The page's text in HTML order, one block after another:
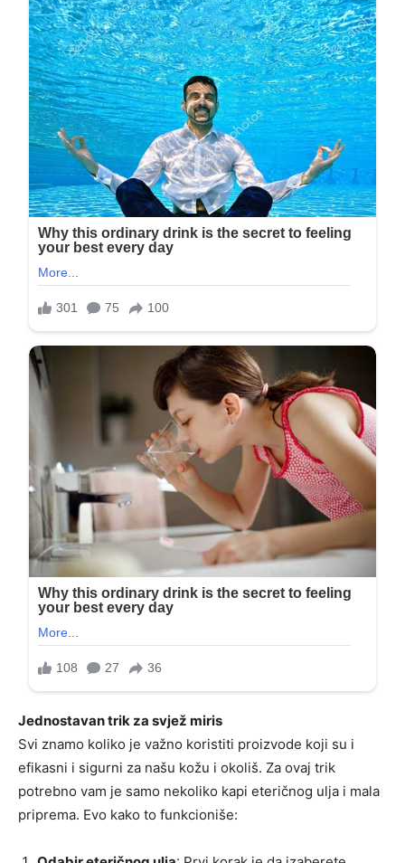
Jednostavan trik za svjež miris
Svi znamo koliko je važno koristiti proizvode koji su i
efikasni i sigurni za našu kožu i okoliš. Za ovaj trik
potrebno vam je samo nekoliko kapi eteričnog ulja i mala
priprema. Evo kako to funkcioniše: